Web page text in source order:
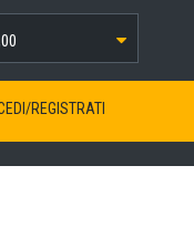
REGISTRATI